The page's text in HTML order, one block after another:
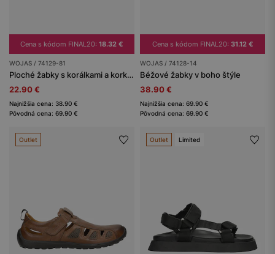
Cena s kódom FINAL20: 18.32 €
WOJAS / 74129-81
Ploché žabky s korálkami a korkovou podrážkou
22.90 €
Najnižšia cena: 38.90 €
Pôvodná cena: 69.90 €
Cena s kódom FINAL20: 31.12 €
WOJAS / 74128-14
Béžové žabky v boho štýle
38.90 €
Najnižšia cena: 69.90 €
Pôvodná cena: 69.90 €
Outlet Outlet Limited